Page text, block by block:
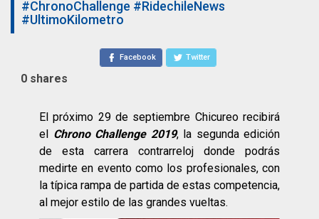
#ChronoChallenge #RidechileNews
#UltimoKilometro
Facebook Twitter
0 shares
El próximo 29 de septiembre Chicureo recibirá
el Chrono Challenge 2019, la segunda edición
de esta carrera contrarreloj donde podrás
medirte en evento como los profesionales, con
la típica rampa de partida de estas competencia,
al mejor estilo de las grandes vueltas.